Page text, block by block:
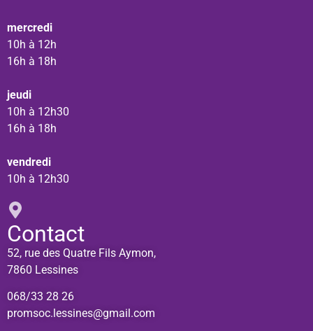
mercredi
10h à 12h
16h à 18h
jeudi
10h à 12h30
16h à 18h
vendredi
10h à 12h30
Contact
52, rue des Quatre Fils Aymon,
7860 Lessines
068/33 28 26
promsoc.lessines@gmail.com